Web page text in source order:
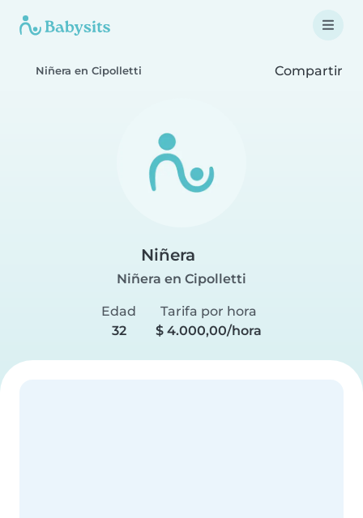
Niñera en Cipolletti Compartir
Niñera
Niñera en Cipolletti
Edad
32
Tarifa por hora
$ 4.000,00/hora